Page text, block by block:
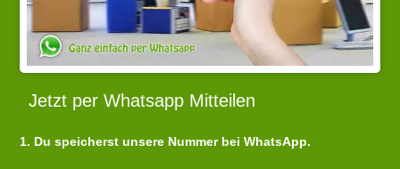
Jetzt per Whatsapp Mitteilen
1. Du speicherst unsere Nummer bei WhatsApp.